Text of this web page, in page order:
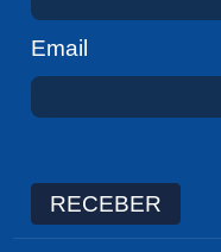
Email
RECEBER